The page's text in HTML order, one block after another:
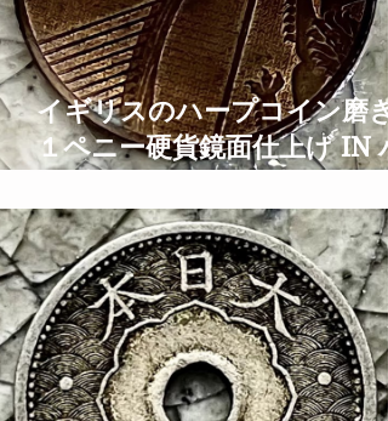
イギリスのハープコイン磨き
１ペニー硬貨鏡面仕上げ IN
PENNY Coin Polish TIme
Lapse ASMR